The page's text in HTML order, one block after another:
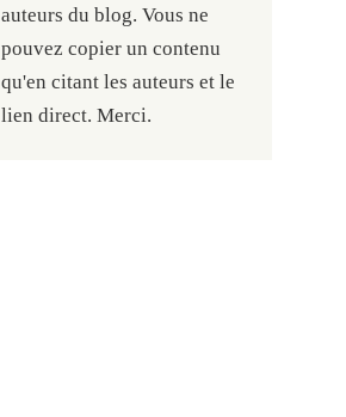
auteurs du blog. Vous ne
pouvez copier un contenu
qu'en citant les auteurs et le
lien direct. Merci.